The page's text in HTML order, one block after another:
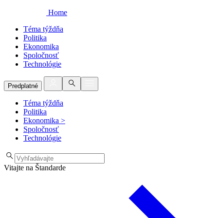
Home
Téma týždňa
Politika
Ekonomika
Spoločnosť
Technológie
Predplatné
Téma týždňa
Politika
Ekonomika >
Spoločnosť
Technológie
Vitajte na Štandarde